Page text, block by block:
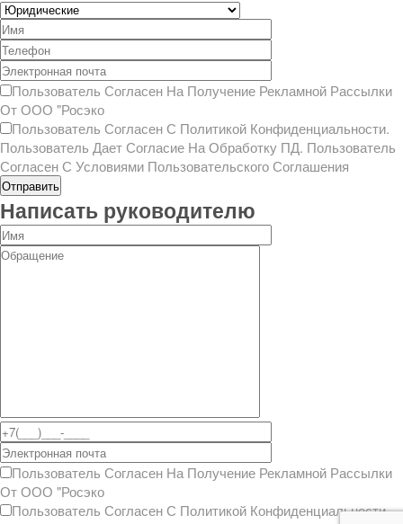
Пользователь Согласен На Получение Рекламной Рассылки
От ООО "Росэко
Пользователь Согласен С Политикой Конфиденциальности.
Пользователь Дает Согласие НаОбработку ПД. Пользователь
Согласен С Условиями Пользовательского Соглашения
Написать руководителю
Пользователь Согласен На Получение Рекламной Рассылки
От ООО "Росэко
Пользователь Согласен С Политикой Конфиденциальности.